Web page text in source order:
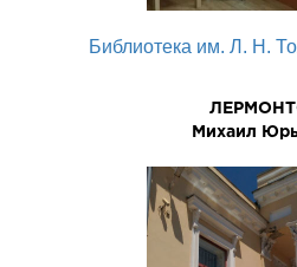
Библиотека им. Л. Н.
Михаил